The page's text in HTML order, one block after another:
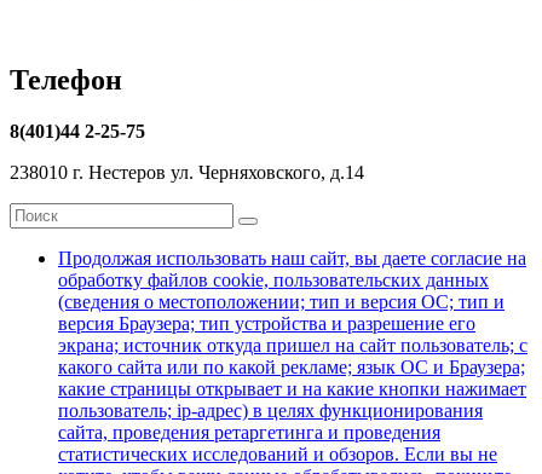
Телефон
8(401)44 2-25-75
238010 г. Нестеров ул. Черняховского, д.14
Найти:
Поиск
Продолжая использовать наш сайт, вы даете согласие на
обработку файлов cookie, пользовательских данных
(сведения о местоположении; тип и версия ОС; тип и
версия Браузера; тип устройства и разрешение его
экрана; источник откуда пришел на сайт пользователь; с
какого сайта или по какой рекламе; язык ОС и Браузера;
какие страницы открывает и на какие кнопки нажимает
пользователь; ip-адрес) в целях функционирования
сайта, проведения ретаргетинга и проведения
статистических исследований и обзоров. Если вы не